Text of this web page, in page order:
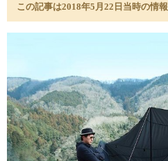
この記事は2018年5月22日当時の情